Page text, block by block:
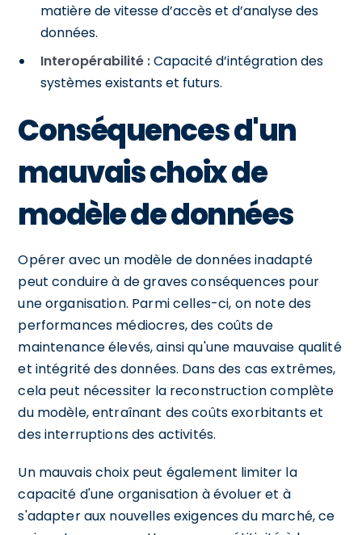
matière de vitesse d’accès et d’analyse des
données.
Interopérabilité :Capacité d’intégration des
systèmes existants et futurs.
Conséquences d'un
mauvais choix de
modèle de données
Opérer avec un modèle de données inadapté
peut conduire à de graves conséquences pour
une organisation. Parmi celles-ci, on note des
performances médiocres, des coûts de
maintenance élevés, ainsi qu'une mauvaise qualité
et intégrité des données. Dans des cas extrêmes,
cela peut nécessiter la reconstruction complète
du modèle, entraînant des coûts exorbitants et
des interruptions des activités.
Un mauvais choix peut également limiter la
capacité d'une organisation à évoluer et à
s'adapter aux nouvelles exigences du marché, ce